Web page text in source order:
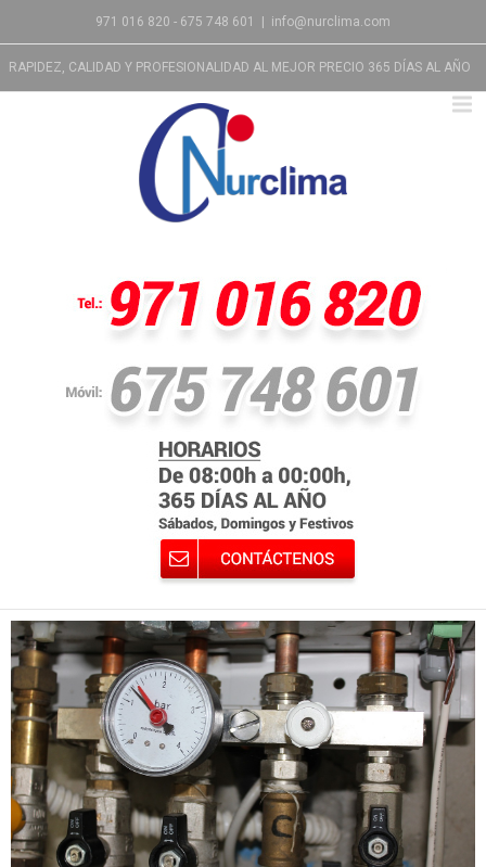
971 016 820 - 675 748 601 info@nurclima.com
RAPIDEZ, CALIDAD Y PROFESIONALIDAD AL MEJOR PRECIO 365 DÍAS AL AÑO